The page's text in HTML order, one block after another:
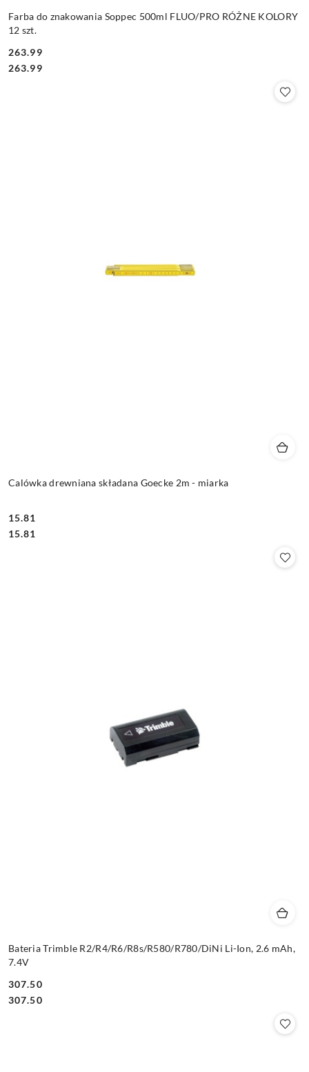
Farba do znakowania Soppec 500ml FLUO/PRO RÓŻNE KOLORY
12 szt.
Cena:
263.99
Cena:
263.99
Calówka drewniana składana Goecke 2m - miarka
Cena:
15.81
Cena:
15.81
Bateria Trimble R2/R4/R6/R8s/R580/R780/DiNi Li-Ion, 2.6 mAh,
7.4V
Cena:
307.50
Cena:
307.50